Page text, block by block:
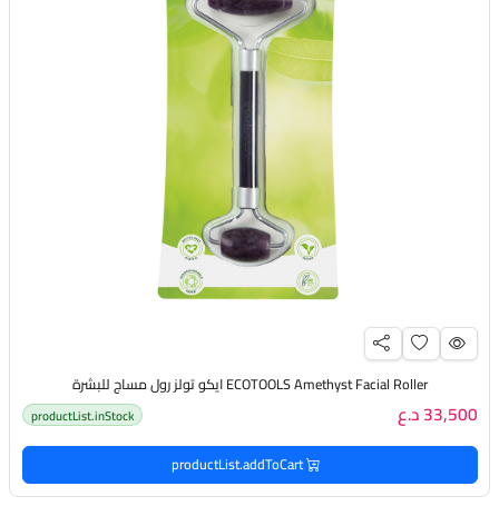
ECOTOOLS Amethyst Facial Roller ايكو تولز رول مساج للبشرة
33,500 د.ع productList.inStock
productList.addToCart